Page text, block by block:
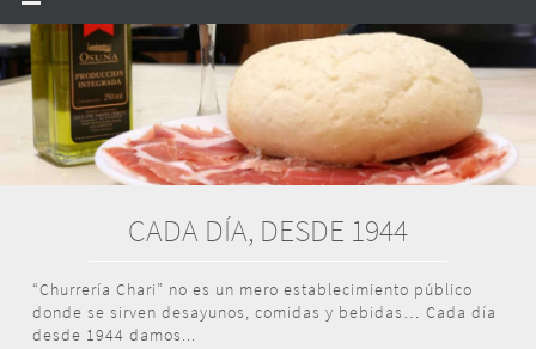
CADA DÍA, DESDE 1944
“Churrería Chari” no es un mero establecimiento público
donde se sirven desayunos, comidas y bebidas… Cada día
desde 1944 damos...